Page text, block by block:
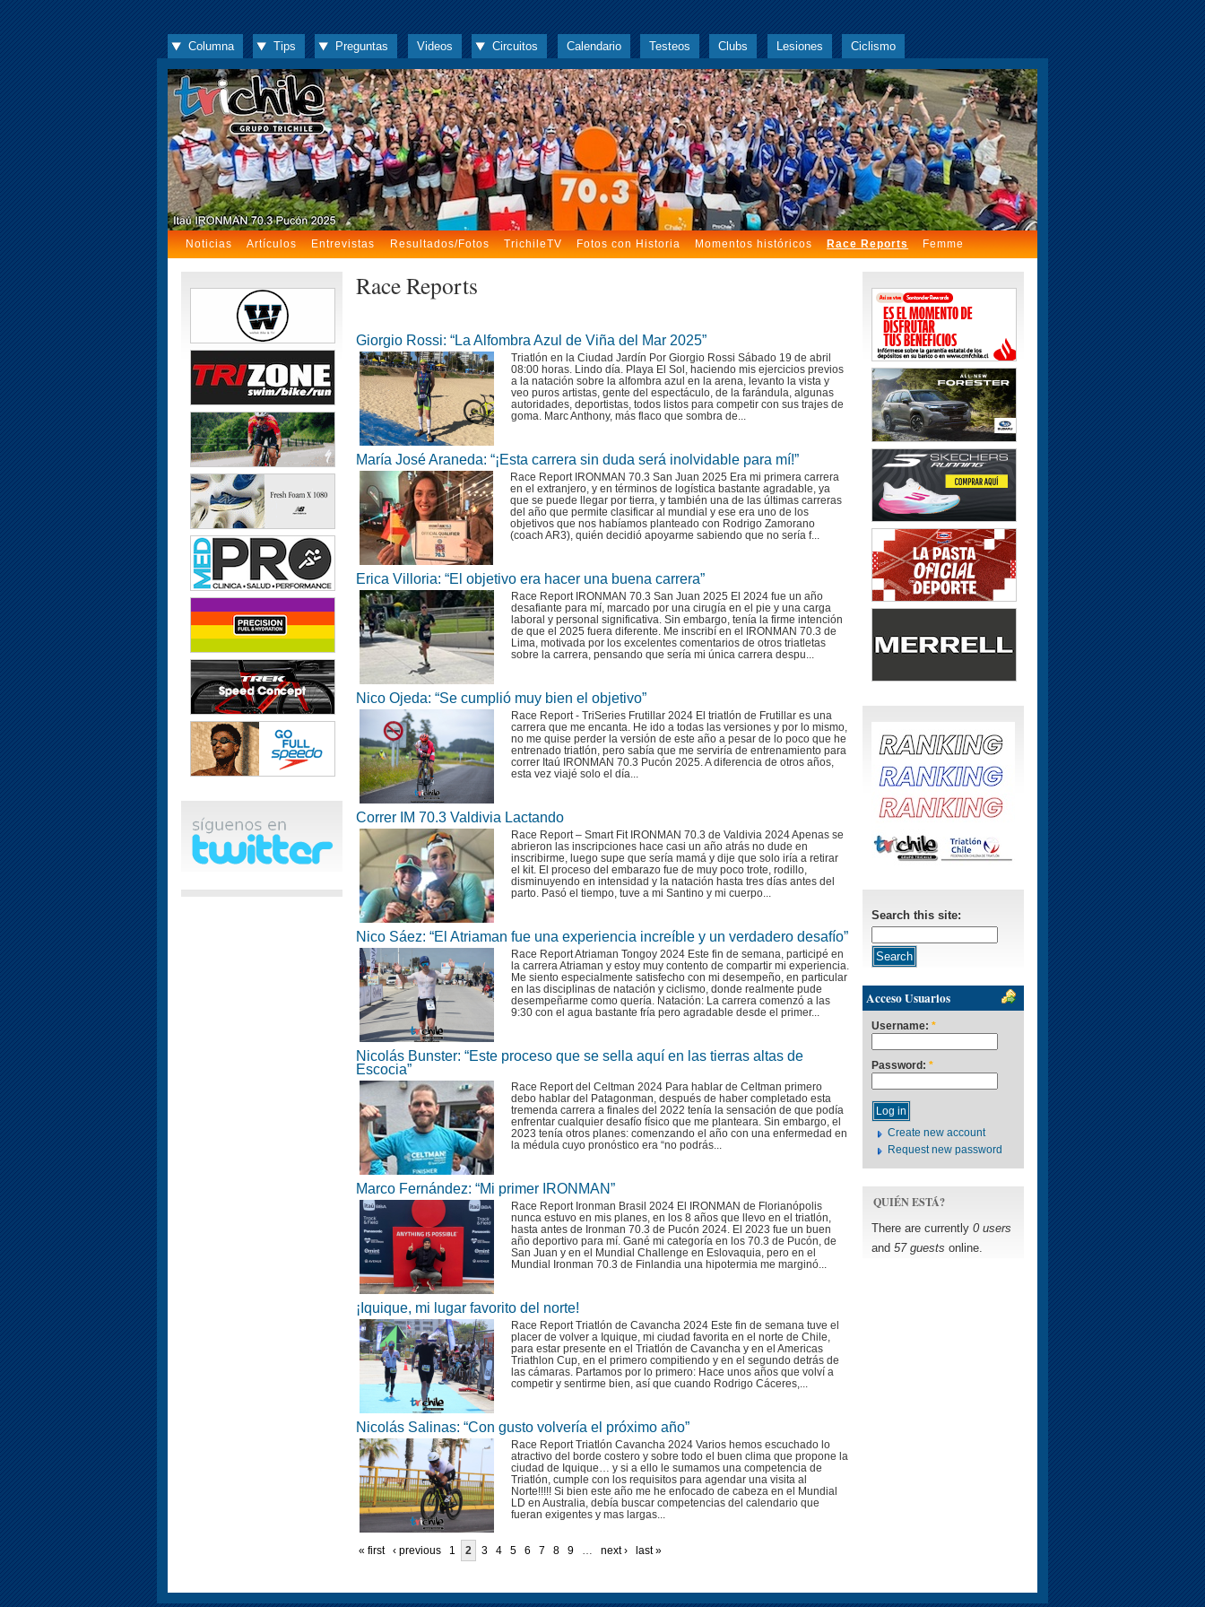
Columna Tips Preguntas Videos Circuitos Calendario Testeos Clubs Lesiones Ciclismo
Noticias Artículos Entrevistas Resultados/Fotos TrichileTV Fotos con Historia Momentos históricos Race Reports Femme
Race Reports
Giorgio Rossi: “La Alfombra Azul de Viña del Mar 2025”
Triatlón en la Ciudad Jardín Por Giorgio Rossi Sábado 19 de abril
08:00 horas. Lindo día. Playa El Sol, haciendo mis ejercicios previos
a la natación sobre la alfombra azul en la arena, levanto la vista y
veo puros artistas, gente del espectáculo, de la farándula, algunas
autoridades, deportistas, todos listos para competir con sus trajes de
goma. Marc Anthony, más flaco que sombra de...
María José Araneda: “¡Esta carrera sin duda será inolvidable para mí!”
Race Report IRONMAN 70.3 San Juan 2025 Era mi primera carrera
en el extranjero, y en términos de logística bastante agradable, ya
que se puede llegar por tierra, y también una de las últimas carreras
del año que permite clasificar al mundial y ese era uno de los
objetivos que nos habíamos planteado con Rodrigo Zamorano
(coach AR3), quién decidió apoyarme sabiendo que no sería f...
Erica Villoria: “El objetivo era hacer una buena carrera”
Race Report IRONMAN 70.3 San Juan 2025 El 2024 fue un año
desafiante para mí, marcado por una cirugía en el pie y una carga
laboral y personal significativa. Sin embargo, tenía la firme intención
de que el 2025 fuera diferente. Me inscribí en el IRONMAN 70.3 de
Lima, motivada por los excelentes comentarios de otros triatletas
sobre la carrera, pensando que sería mi única carrera despu...
Nico Ojeda: “Se cumplió muy bien el objetivo”
Race Report - TriSeries Frutillar 2024 El triatlón de Frutillar es una
carrera que me encanta. He ido a todas las versiones y por lo mismo,
no me quise perder la versión de este año a pesar de lo poco que he
entrenado triatlón, pero sabía que me serviría de entrenamiento para
correr Itaú IRONMAN 70.3 Pucón 2025. A diferencia de otros años,
esta vez viajé solo el día...
Correr IM 70.3 Valdivia Lactando
Race Report – Smart Fit IRONMAN 70.3 de Valdivia 2024 Apenas se
abrieron las inscripciones hace casi un año atrás no dude en
inscribirme, luego supe que sería mamá y dije que solo iría a retirar
el kit. El proceso del embarazo fue de muy poco trote, rodillo,
disminuyendo en intensidad y la natación hasta tres días antes del
parto. Pasó el tiempo, tuve a mi Santino y mi cuerpo...
Nico Sáez: “El Atriaman fue una experiencia increíble y un verdadero desafío”
Race Report Atriaman Tongoy 2024 Este fin de semana, participé en
la carrera Atriaman y estoy muy contento de compartir mi experiencia.
Me siento especialmente satisfecho con mi desempeño, en particular
en las disciplinas de natación y ciclismo, donde realmente pude
desempeñarme como quería. Natación: La carrera comenzó a las
9:30 con el agua bastante fría pero agradable desde el primer...
Nicolás Bunster: “Este proceso que se sella aquí en las tierras altas de
Escocia”
Race Report del Celtman 2024 Para hablar de Celtman primero
debo hablar del Patagonman, después de haber completado esta
tremenda carrera a finales del 2022 tenía la sensación de que podía
enfrentar cualquier desafío físico que me planteara. Sin embargo, el
2023 tenía otros planes: comenzando el año con una enfermedad en
la médula cuyo pronóstico era “no podrás...
Marco Fernández: “Mi primer IRONMAN”
Race Report Ironman Brasil 2024 El IRONMAN de Florianópolis
nunca estuvo en mis planes, en los 8 años que llevo en el triatlón,
hasta antes de Ironman 70.3 de Pucón 2024. El 2023 fue un buen
año deportivo para mí. Gané mi categoría en los 70.3 de Pucón, de
San Juan y en el Mundial Challenge en Eslovaquia, pero en el
Mundial Ironman 70.3 de Finlandia una hipotermia me marginó...
¡Iquique, mi lugar favorito del norte!
Race Report Triatlón de Cavancha 2024 Este fin de semana tuve el
placer de volver a Iquique, mi ciudad favorita en el norte de Chile,
para estar presente en el Triatlón de Cavancha y en el Americas
Triathlon Cup, en el primero compitiendo y en el segundo detrás de
las cámaras. Partamos por lo primero: Hace unos años que volví a
competir y sentirme bien, así que cuando Rodrigo Cáceres,...
Nicolás Salinas: “Con gusto volvería el próximo año”
Race Report Triatlón Cavancha 2024 Varios hemos escuchado lo
atractivo del borde costero y sobre todo el buen clima que propone la
ciudad de Iquique… y si a ello le sumamos una competencia de
Triatlón, cumple con los requisitos para agendar una visita al
Norte!!!!! Si bien este año me he enfocado de cabeza en el Mundial
LD en Australia, debía buscar competencias del calendario que
fueran exigentes y mas largas...
« first ‹ previous 1 2 3 4 5 6 7 8 9 … next › last »
Search this site:
Acceso Usuarios
Username: *
Password: *
Create new account
Request new password
QUIÉN ESTÁ?
There are currently 0 users
and 57 guests online.